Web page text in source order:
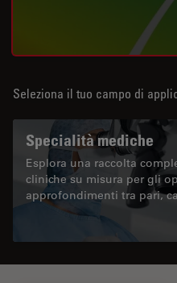
Seleziona il tuo campo di
Specialità mediche
Esplora una raccolta
cliniche su misura per gli
approfondimenti tra pari,